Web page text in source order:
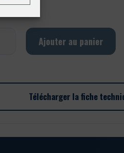
Ajouter au panier
Télécharger la fiche